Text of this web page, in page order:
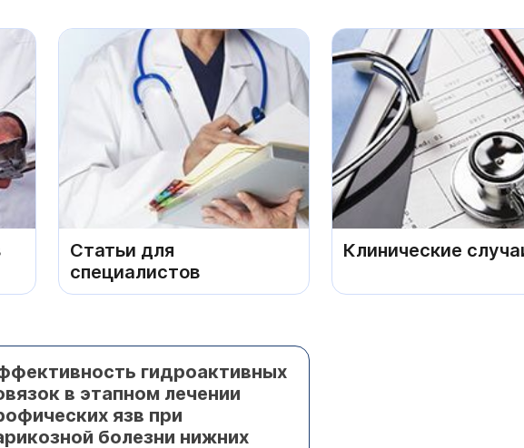
Статьи для
специалистов
Клинические
гидроактивных
в этапном лечении
язв при
болезни нижних